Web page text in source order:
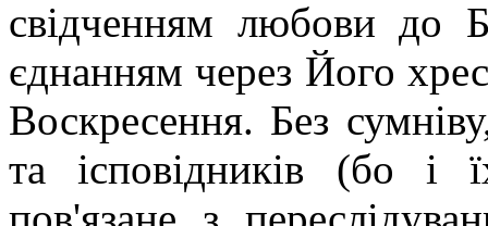
свідченням любови до
єднанням через Його
Воскресення. Без
та ісповідників (бо і